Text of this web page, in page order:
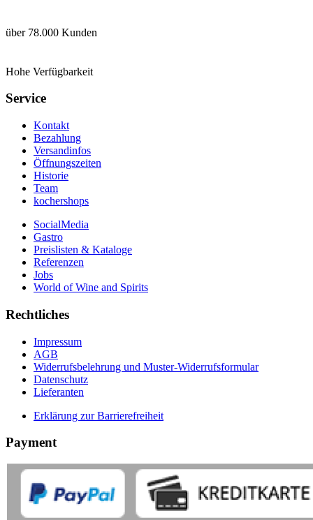
über 78.000 Kunden
Hohe Verfügbarkeit
Service
Kontakt
Bezahlung
Versandinfos
Öffnungszeiten
Historie
Team
kochershops
SocialMedia
Gastro
Preislisten & Kataloge
Referenzen
Jobs
World of Wine and Spirits
Rechtliches
Impressum
AGB
Widerrufsbelehrung und Muster-Widerrufsformular
Datenschutz
Lieferanten
Erklärung zur Barrierefreiheit
Payment